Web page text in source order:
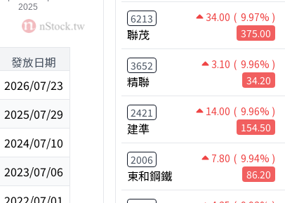
發放日期
2026/07/23
2025/07/29
2024/07/10
2023/07/06
6213 34.00 ( 9.97% )
聯茂 375.00
3652 3.10 ( 9.96% )
精聯 34.20
2421 14.00 ( 9.96% )
建準 154.50
2006 7.80 ( 9.94% )
東和鋼鐵 86.20